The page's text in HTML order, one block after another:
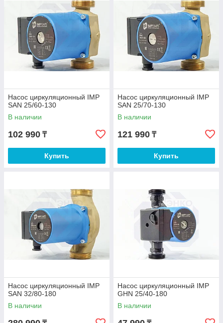
Насос циркуляционный IMP
SAN 25/60-130
В наличии
102 990 ₸
Купить
Насос циркуляционный IMP
SAN 25/70-130
В наличии
121 990 ₸
Купить
Насос циркуляционный IMP
SAN 32/80-180
В наличии
Насос циркуляционный IMP
GHN 25/40-180
В наличии